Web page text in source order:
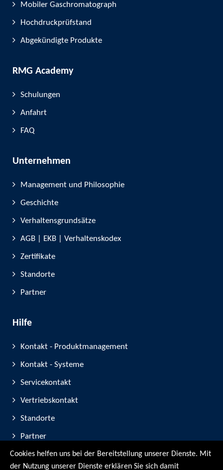
Mobiler Gaschromatograph
Hochdruckprüfstand
Abgekündigte Produkte
RMG Academy
Schulungen
Anfahrt
FAQ
Unternehmen
Management und Philosophie
Geschichte
Verhaltensgrundsätze
AGB | EKB | Verhaltenskodex
Zertifikate
Standorte
Partner
Hilfe
Kontakt - Produktmanagement
Kontakt - Systeme
Servicekontakt
Vertriebskontakt
Standorte
Partner
Geräte-Registrierung
Cookies helfen uns bei der Bereitstellung unserer Dienste. Mit
der Nutzung unserer Dienste erklären Sie sich damit